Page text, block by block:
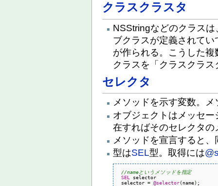
クラスクラスタ
NSStringなどのクラス
ブクラスが定義されて
が作られる。こうした
クラスを「クラスクラ
セレクタ
メソッドを示す変数。
オブジェクトはメッセ
在すればそのセレクタ
メソッドを宣言すると
型はSEL型。取得には
//nameというメソッドを指定
SEL
selector
selector = @selector(name) ;